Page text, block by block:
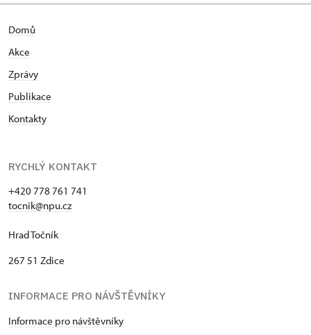
Domů
Akce
Zprávy
Publikace
Kontakty
RYCHLÝ KONTAKT
+420 778 761 741
tocnik@npu.cz
Hrad Točník
267 51 Zdice
INFORMACE PRO NÁVŠTĚVNÍKY
Informace pro návštěvníky